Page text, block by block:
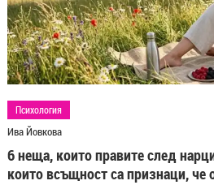
Психология
Ива Йовкова
6 неща, които правите след
които всъщност са признаци, че